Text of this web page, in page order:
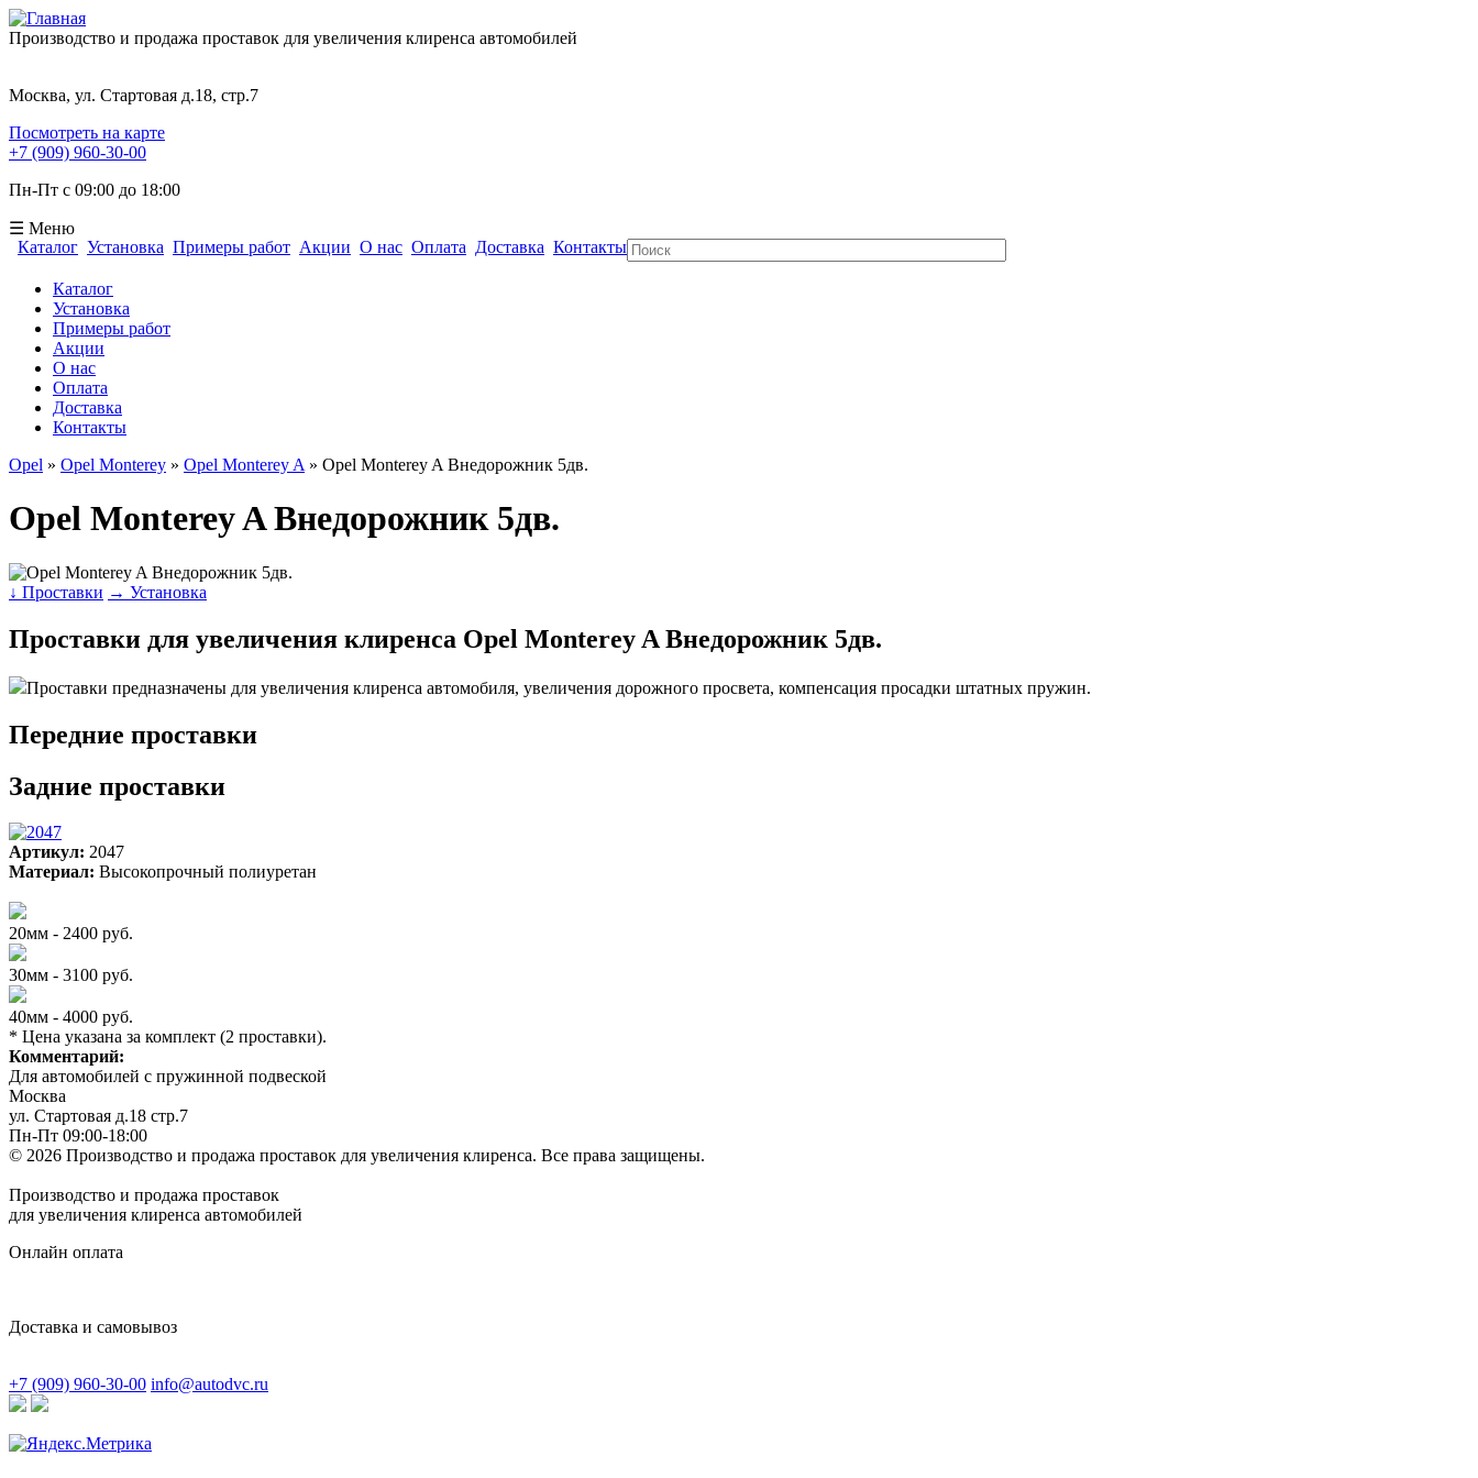
Производство и продажа проставок для увеличения клиренса автомобилей
Москва, ул. Стартовая д.18, стр.7
Посмотреть на карте
+7 (909) 960-30-00
Пн-Пт с 09:00 до 18:00
☰ Меню
Каталог Установка Примеры работ Акции О нас Оплата Доставка Контакты Поиск
Каталог
Установка
Примеры работ
Акции
О нас
Оплата
Доставка
Контакты
Opel » Opel Monterey » Opel Monterey A » Opel Monterey A Внедорожник 5дв.
Opel Monterey A Внедорожник 5дв.
↓ Проставки → Установка
Проставки для увеличения клиренса Opel Monterey A Внедорожник 5дв.
Проставки предназначены для увеличения клиренса автомобиля, увеличения дорожного просвета, компенсация просадки штатных пружин.
Передние проставки
Задние проставки
Артикул: 2047
Материал: Высокопрочный полиуретан
20мм - 2400 руб.
30мм - 3100 руб.
40мм - 4000 руб.
* Цена указана за комплект (2 проставки).
Комментарий:
Для автомобилей с пружинной подвеской
Москва
ул. Стартовая д.18 стр.7
Пн-Пт 09:00-18:00
© 2026 Производство и продажа проставок для увеличения клиренса. Все права защищены.
Производство и продажа проставок
для увеличения клиренса автомобилей
Онлайн оплата
Доставка и самовывоз
+7 (909) 960-30-00 info@autodvc.ru